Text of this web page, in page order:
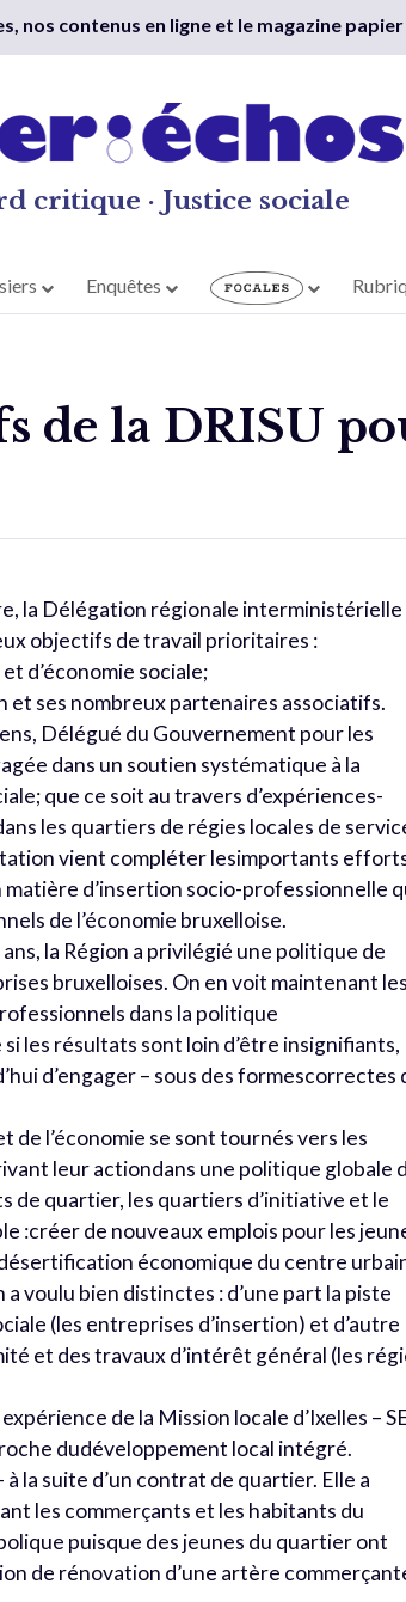
contenus en ligne et le magazine papier
critique · Justice sociale
Enquêtes
de la DRISU
la Délégation régionale interministérielle
objectifs de travail prioritaires :
d’économie sociale;
ses nombreux partenaires associatifs.
Délégué du Gouvernement pour les
dans un soutien systématique à la
que ce soit au travers d’expériences-
les quartiers de régies locales de
vient compléter lesimportants
d’insertion socio-professionnelle
de l’économie bruxelloise.
la Région a privilégié une politique de
bruxelloises. On en voit maintenant les
dans la politique
les résultats sont loin d’être insignifiants,
d’engager – sous des formescorrectes
de l’économie se sont tournés vers les
leur actiondans une politique globale
de quartier, les quartiers d’initiative et le
:créer de nouveaux emplois pour les
économique du centre
voulu bien distinctes : d’une part la piste
(les entreprises d’insertion) et d’autre
et des travaux d’intérêt général (les
de la Mission locale d’Ixelles –
dudéveloppement local intégré.
la suite d’un contrat de quartier. Elle a
les commerçants et les habitants du
puisque des jeunes du quartier ont
de rénovation d’une artère